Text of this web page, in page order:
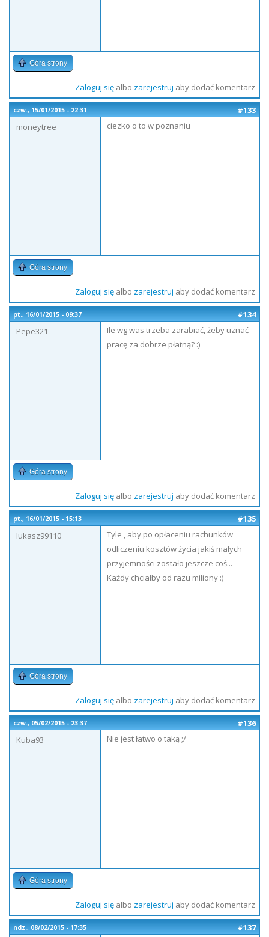
Góra strony
Zaloguj sięalbo zarejestruj aby dodać komentarz
czw., 15/01/2015 - 22:31
#133
moneytree
ciezko o to w poznaniu
Góra strony
Zaloguj sięalbo zarejestruj aby dodać komentarz
pt., 16/01/2015 - 09:37
#134
Pepe321
Ile wg was trzeba zarabiać, żeby uznać
pracę za dobrze płatną? :)
Góra strony
Zaloguj sięalbo zarejestruj aby dodać komentarz
pt., 16/01/2015 - 15:13
#135
lukasz99110
Tyle , aby po opłaceniu rachunków
odliczeniu kosztów życia jakiś małych
przyjemności zostało jeszcze coś...
Każdy chciałby od razu miliony :)
Góra strony
Zaloguj sięalbo zarejestruj aby dodać komentarz
czw., 05/02/2015 - 23:37
#136
Kuba93
Nie jest łatwo o taką ;/
Góra strony
Zaloguj sięalbo zarejestruj aby dodać komentarz
ndz., 08/02/2015 - 17:35
#137